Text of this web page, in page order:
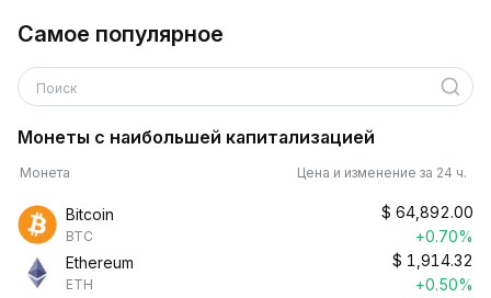
Самое популярное
Поиск
Монеты с наибольшей капитализацией
Монета Цена и изменение за 24 ч.
Bitcoin
BTC
$ 64,892.00
+0.70%
Ethereum
ETH
$ 1,914.32
+0.50%